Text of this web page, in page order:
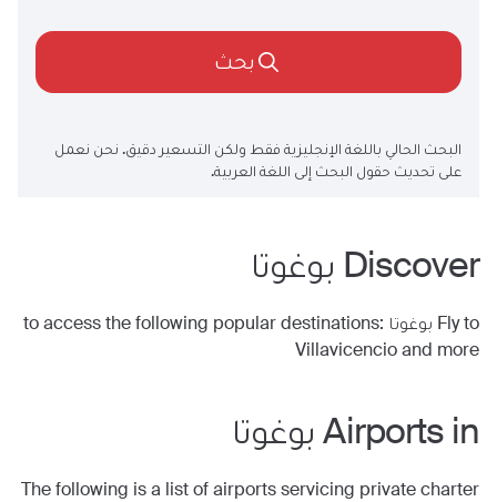
بحث
البحث الحالي باللغة الإنجليزية فقط ولكن التسعير دقيق. نحن نعمل
على تحديث حقول البحث إلى اللغة العربية.
Discover بوغوتا
Fly to بوغوتا
Villavicencioand more
Airports in بوغوتا
The following is a list of airports servicing private charter